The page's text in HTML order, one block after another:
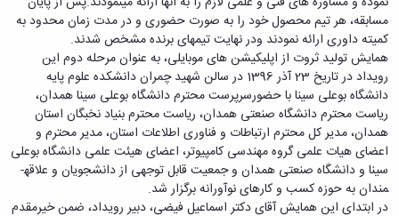
نمایندگی
مقام
معظم
رهبری
تماس
مسابقه، هر تیم محصول خود را به صورت حضوری و در مدت زمان محدود به
کمیته داوری ارائه نمودند ودر نهایت تیم­های برنده مشخص شدند.
همایش تولید ثروت از اپلیکیشن های موبایلی، به عنوان مرحله دوم این
رویداد در تاریخ 23 آذر 1396 در سالن شهید چمران دانشکده علوم پایه
دانشگاه بوعلی سینا با حضورسرپرست محترم دانشگاه بوعلی سینا همدان،
ریاست محترم دانشگاه صنعتی همدان، ریاست محترم بنیاد نخبگان استان
همدان، مدیر کل محترم ارتباطات و فناوری اطلاعات استان، مدیر محترم و
اعضای هیات علمی گروه مهندسی کامپیوتر، اعضای هیئت علمی دانشگاه بوعلی
سینا و دانشگاه صنعتی همدان و جمعیت قابل توجهی از دانشجویان و علاقه­
مندان به حوزه کسب و کارهای نوآورانه برگزار شد.
در ابتدای این همایش آقای دکتر اسماعیل فیضی، دبیر رویداد، ضمن خیرمقدم